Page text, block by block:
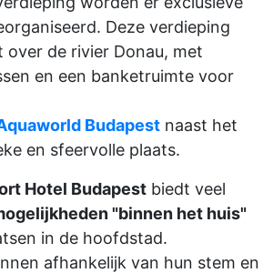
Deze verdieping
over de rivier Donau, met
en een banketruimte voor
Budapest naast het
en sfeervolle plaats.
Hotel Budapest biedt veel
"binnen het huis"
in de hoofdstad.
afhankelijk van hun stem en